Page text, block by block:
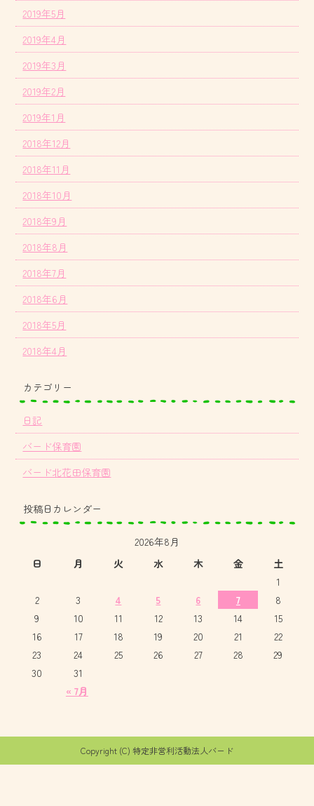
2019年5月
2019年4月
2019年3月
2019年2月
2019年1月
2018年12月
2018年11月
2018年10月
2018年9月
2018年8月
2018年7月
2018年6月
2018年5月
2018年4月
カテゴリー
日記
バード保育園
バード北花田保育園
投稿日カレンダー
2026年8月
日
月 火 水 木 金 土
« 7月
1
2
3 4 5 6 7
8
9
10 11 12 13 14
15
16
17 18 19 20 21
22
23
24 25 26 27 28
29
30
31
Copyright (C) 特定非営利活動法人バード